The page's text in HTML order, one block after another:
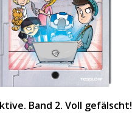
Band 2. Voll gefälscht!